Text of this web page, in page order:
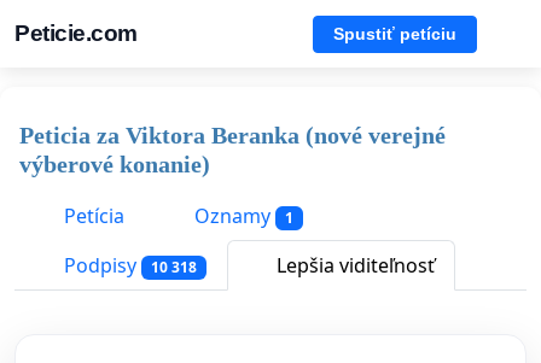
Peticie.com Spustiť petíciu
Peticia za Viktora Beranka (nové verejné
výberové konanie)
Petícia
Oznamy 1
Podpisy 10 318 Lepšia viditeľnosť